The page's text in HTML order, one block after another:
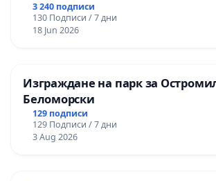
3 240 подписи
130 Подписи / 7 дни
18 Jun 2026
Изграждане на парк за
Беломорски
129 подписи
129 Подписи / 7 дни
3 Aug 2026